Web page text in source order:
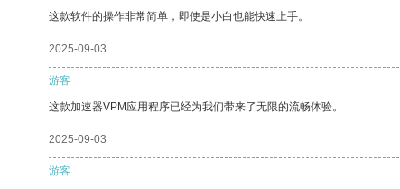
这款软件的操作非常简单，即使是小白也能快速上手。
2025-09-03
游客
这款加速器VPM应用程序已经为我们带来了无限的流畅体验。
2025-09-03
游客